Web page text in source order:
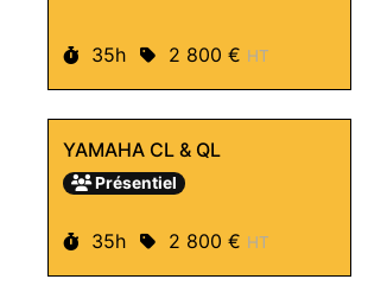
Durée :
35h Prix :
2 800 € HT
YAMAHA CL & QL
Présentiel
Durée :
35h Prix :
2 800 € HT